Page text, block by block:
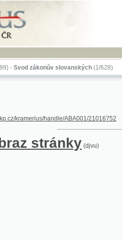
zákonův slovanských(1/628)
handle/ABA001/21016752
stránky